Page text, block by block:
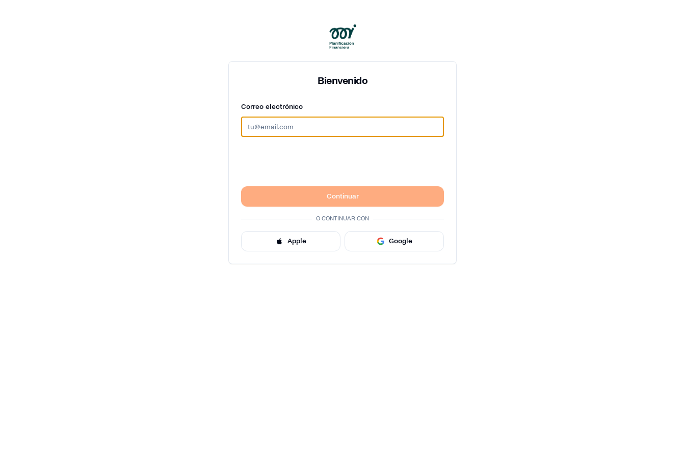
Bienvenido
Correo electrónico
Continuar
O CONTINUAR CON
Apple Google